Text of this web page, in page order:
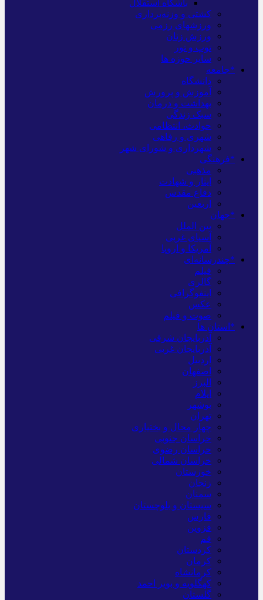
باشگاه استقلال
کشتی و وزنه‌برداری
ورزشهای رزمی
ورزش زنان
توپ و تور
سایر حوزه ها
*جامعه
دانشگاه
آموزش و پرورش
بهداشت و درمان
سبک زندگی
حوادث، انتظامی
شهری و رفاهی
شهرداری و شورای شهر
*فرهنگی
مذهبی
ایثار و شهادت
دفاع مقدس
اربعین
*جهان
بین الملل
آسیای غربی
آمریکا و اروپا
*چندرسانه‌ای
فیلم
گالری
اینفوگرافی
عکس
صوت و فیلم
*استان ها
آذربایجان شرقی
آذربایجان غربی
اردبیل
اصفهان
البرز
ایلام
بوشهر
تهران
چهار محال و بختیاری
خراسان جنوبی
خراسان رضوی
خراسان شمالی
خوزستان
زنجان
سمنان
سیستان و بلوچستان
فارس
قزوین
قم
کردستان
کرمان
کرمانشاه
کهگلویه و بویر احمد
گلستان